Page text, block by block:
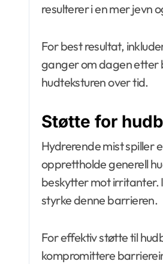
resulterer i en mer jevn
For best resultat,
ganger om dagen etter
hudteksturen over tid.
Støtte for
Hydrerende mist spiller
opprettholde generell
beskytter mot irritanter.
styrke denne barrieren.
For effektiv støtte til
kompromittere